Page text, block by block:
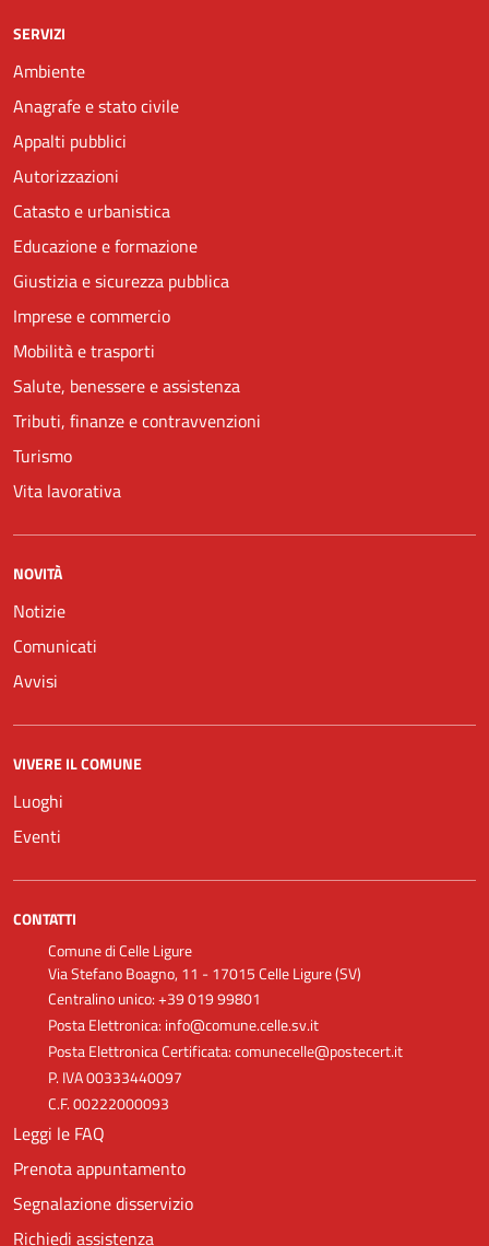
SERVIZI
Ambiente
Anagrafe e stato civile
Appalti pubblici
Autorizzazioni
Catasto e urbanistica
Educazione e formazione
Giustizia e sicurezza pubblica
Imprese e commercio
Mobilità e trasporti
Salute, benessere e assistenza
Tributi, finanze e contravvenzioni
Turismo
Vita lavorativa
NOVITÀ
Notizie
Comunicati
Avvisi
VIVERE IL COMUNE
Luoghi
Eventi
CONTATTI
Comune di Celle Ligure
Via Stefano Boagno, 11 - 17015 Celle Ligure (SV)
Centralino unico: +39 019 99801
Posta Elettronica: info@comune.celle.sv.it
Posta Elettronica Certificata: comunecelle@postecert.it
P. IVA 00333440097
C.F. 00222000093
Leggi le FAQ
Prenota appuntamento
Segnalazione disservizio
Richiedi assistenza